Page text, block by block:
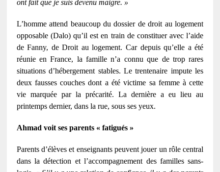
ont fait que je suis devenu maigre. »
L’homme attend beaucoup du dossier de droit au logement
opposable (Dalo) qu’il est en train de constituer avec l’aide
de Fanny, de Droit au logement. Car depuis qu’elle a été
réunie en France, la famille n’a connu que de trop rares
situations d’hébergement stables. Le trentenaire impute les
deux fausses couches dont a été victime sa femme à cette
vie marquée par la précarité. La dernière a eu lieu au
printemps dernier, dans la rue, sous ses yeux.
Ahmad voit ses parents « fatigués »
Parents d’élèves et enseignants peuvent jouer un rôle central
dans la détection et l’accompagnement des familles sans-